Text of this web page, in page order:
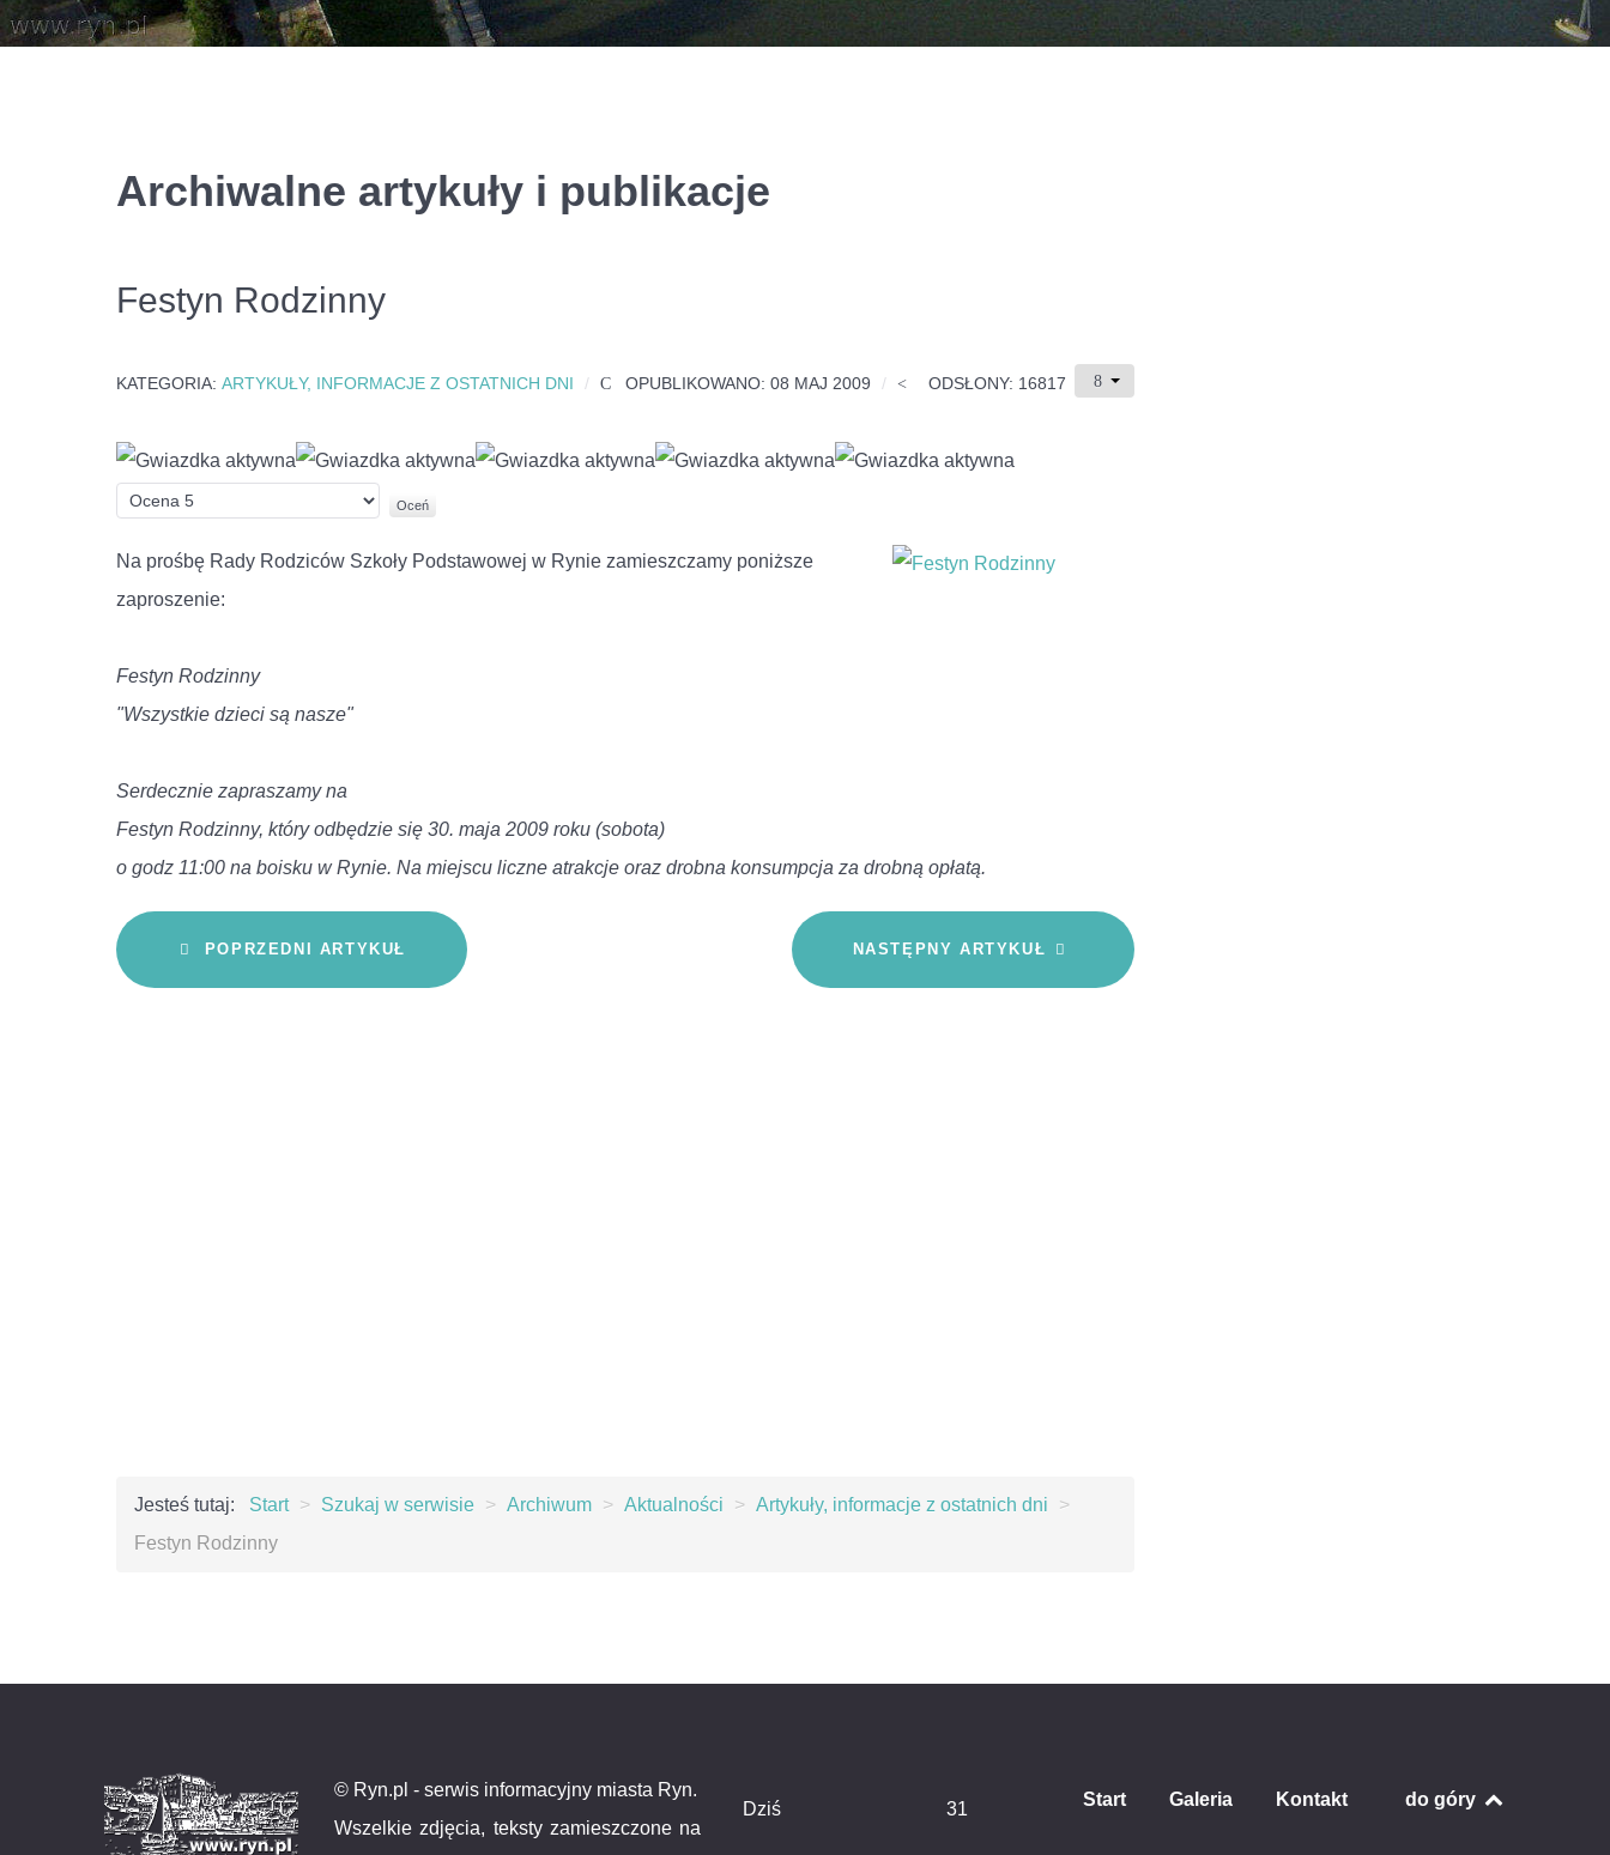
Archiwalne artykuły i publikacje
Festyn Rodzinny
KATEGORIA: ARTYKUŁY, INFORMACJE Z OSTATNICH DNI OPUBLIKOWANO: 08 MAJ 2009 ODSŁONY: 16817
Ocena
użytkowników:
Proszę,
Na prośbę Rady Rodziców Szkoły Podstawowej w Rynie zamieszczamy poniższe
zaproszenie:
Festyn Rodzinny
"Wszystkie dzieci są nasze"
Serdecznie zapraszamy na
Festyn Rodzinny, który odbędzie się 30. maja 2009 roku (sobota)
o godz 11:00 na boisku w Rynie. Na miejscu liczne atrakcje oraz drobna konsumpcja za drobną opłatą.
POPRZEDNI ARTYKUŁ NASTĘPNY ARTYKUŁ
Jesteś tutaj: Start > Szukaj w serwisie > Archiwum > Aktualności > Artykuły, informacje z ostatnich dni
>
Festyn Rodzinny
© Ryn.pl - serwis informacyjny miasta Ryn.
Wszelkie zdjęcia, teksty zamieszczone na
Dziś 31 Start Galeria Kontakt do góry